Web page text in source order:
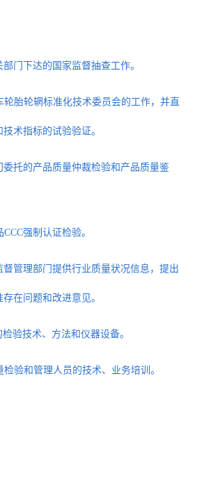
下达的国家监督抽查工作。
轮辋标准化技术委员会的工作，并直
术指标的试验验证。
的产品质量仲裁检验和产品质量鉴
强制认证检验。
理部门提供行业质量状况信息，提出
在问题和改进意见。
技术、方法和仪器设备。
和管理人员的技术、业务培训。